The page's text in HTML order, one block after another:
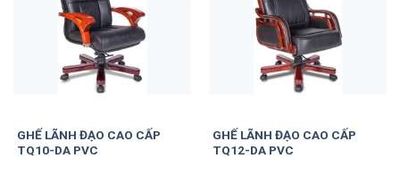
GHẾ LÃNH ĐẠO CAO CẤP
TQ10-DA PVC
GHẾ LÃNH ĐẠO CAO CẤP
TQ12-DA PVC